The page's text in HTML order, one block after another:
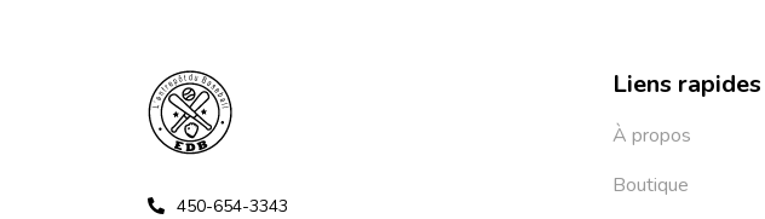
450-654-3343
Liens rapides
À propos
Boutique